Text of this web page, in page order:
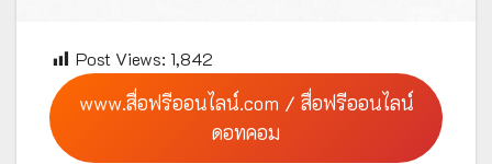
Post Views: 1,842
www.สื่อฟรีออนไลน์.com / สื่อฟรีออนไลน์
ดอทคอม